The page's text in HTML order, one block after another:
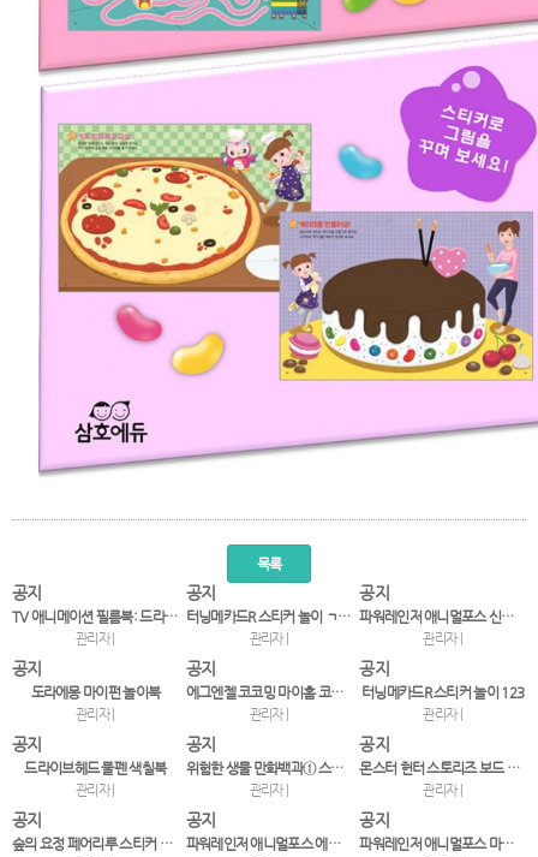
목록
공지
TV 애니메이션 필름북: 드라이브헤드 ①
관리자 |
공지
터닝메카드R 스티커 놀이 ㄱㄴㄷ
관리자 |
공지
파워레인저 애니멀포스 신나게 야생동물 종이접기
관리자 |
공지
도라에몽 마이펀 놀이북
관리자 |
공지
에그엔젤 코코밍 마이홈 코디북2
관리자 |
공지
터닝메카드R 스티커 놀이 123
관리자 |
공지
드라이브헤드 물펜 색칠북
관리자 |
공지
위험한 생물 만화백과① 스컹피와 화산섬의 드래곤
관리자 |
공지
몬스터 헌터 스토리즈 보드 놀이북: 최고의 라이더
관리자 |
공지
숲의 요정 페어리루 스티커 코디북
공지
파워레인저 애니멀포스 에듀 스티커 놀이
공지
파워레인저 애니멀포스 마이펀 놀이북